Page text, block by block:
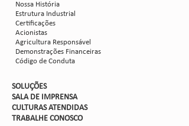
Nossa História
Estrutura Industrial
Certificações
Acionistas
Agricultura Responsável
Demonstrações Financeiras
Código de Conduta
SOLUÇÕES
SALA DE IMPRENSA
CULTURAS ATENDIDAS
TRABALHE CONOSCO